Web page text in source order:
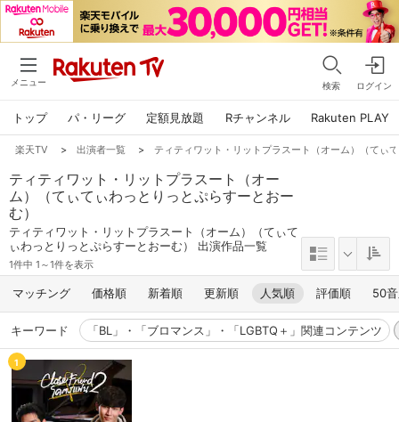
メニュー 検索 ログイン
トップ パ・リーグ 定額見放題 Rチャンネル Rakuten PLAY
楽天TV > 出演者一覧 > ティティワット・リットプラスート（オーム）（てぃ
ティティワット・リットプラスート（オー
ム）（てぃてぃわっとりっとぷらすーとおー
む）
ティティワット・リットプラスート（オーム）（てぃて
ぃわっとりっとぷらすーとおーむ） 出演作品一覧
1件中 1～1件を表示
マッチング 価格順 新着順 更新順 人気順 評価順 50
キーワード 「BL」・「ブロマンス」・「LGBTQ＋」関連コンテンツ
1